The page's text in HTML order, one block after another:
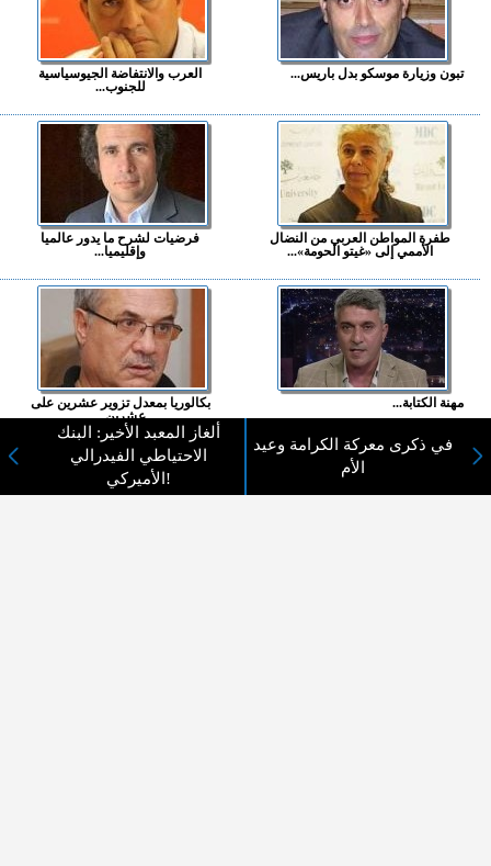
تبون وزيارة موسكو بدل باريس...
العرب والانتفاضة الجيوسياسية
للجنوب...
طفرة المواطن العربي من النضال
الأممي إلى «غيتو الحومة»...
فرضيات لشرح ما يدور عالميا
وإقليميا...
مهنة الكتابة...
بكالوريا بمعدل تزوير عشرين على
عشرين...
المزيد ...
في ذكرى معركة الكرامة وعيد
الأم
ألغاز المعبد الأخير: البنك
الاحتياطي الفيدرالي
الأميركي!